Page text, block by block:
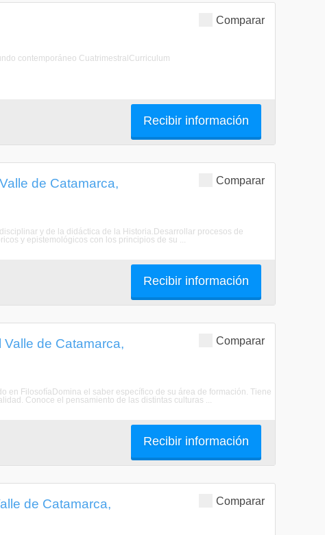
Comparar
mundo contemporáneo CuatrimestralCurriculum
Recibir información
Comparar
de Catamarca,
y de la didáctica de la Historia.Desarrollar procesos de
y epistemológicos con los principios de su ...
Recibir información
Comparar
de Catamarca,
FilosofíaDomina el saber específico de su área de formación. Tiene
Conoce el pensamiento de las distintas culturas ...
Recibir información
Comparar
de Catamarca,